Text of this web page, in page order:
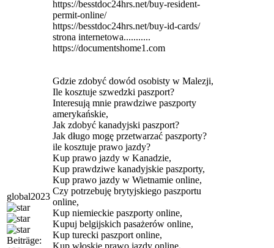
global2023
Beiträge:
https://besstdoc24hrs.net/buy-resident-
permit-online/
https://besstdoc24hrs.net/buy-id-cards/
strona internetowa...........
https://documentshome1.com
Gdzie zdobyć dowód osobisty w Malezji,
Ile kosztuje szwedzki paszport?
Interesują mnie prawdziwe paszporty
amerykańskie,
Jak zdobyć kanadyjski paszport?
Jak długo mogę przetwarzać paszporty?
ile kosztuje prawo jazdy?
Kup prawo jazdy w Kanadzie,
Kup prawdziwe kanadyjskie paszporty,
Kup prawo jazdy w Wietnamie online,
Czy potrzebuję brytyjskiego paszportu
online,
Kup niemieckie paszporty online,
Kupuj belgijskich pasażerów online,
Kup turecki paszport online,
Kup włoskie prawo jazdy online,